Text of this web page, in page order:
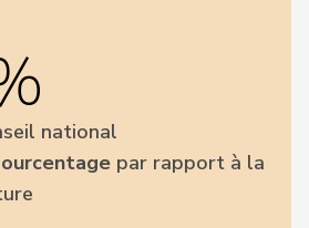
national
par rapport à la